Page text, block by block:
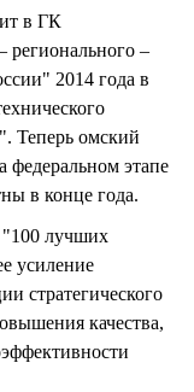
в ГК
регионального –
2014 года в
Теперь омский
федеральном этапе
в конце года.
"100 лучших
усиление
стратегического
качества,